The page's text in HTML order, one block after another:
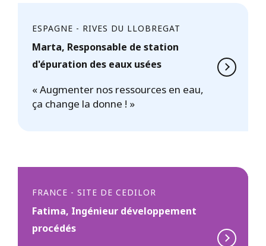
ESPAGNE - RIVES DU LLOBREGAT
Marta, Responsable de station
d'épuration des eaux usées
« Augmenter nos ressources en eau,
ça change la donne ! »
FRANCE - SITE DE CEDILOR
Fatima, Ingénieur développement
procédés